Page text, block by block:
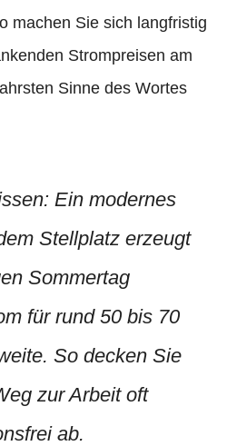
machen Sie sich langfristig
Strompreisen am
Sinne des Wortes
Ein modernes
Stellplatz erzeugt
Sommertag
für rund 50 bis 70
So decken Sie
zur Arbeit oft
ab.